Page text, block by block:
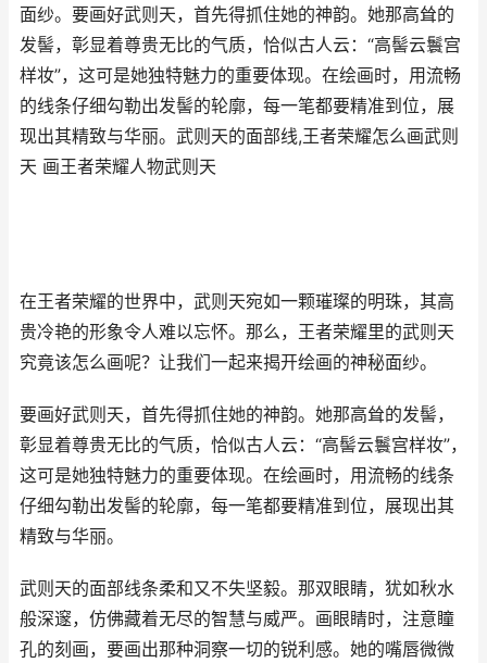
面纱。要画好武则天，首先得抓住她的神韵。她那高耸的
发髻，彰显着尊贵无比的气质，恰似古人云：“高髻云鬟宫
样妆”，这可是她独特魅力的重要体现。在绘画时，用流畅
的线条仔细勾勒出发髻的轮廓，每一笔都要精准到位，展
现出其精致与华丽。武则天的面部线,王者荣耀怎么画武则
天 画王者荣耀人物武则天
在王者荣耀的世界中，武则天宛如一颗璀璨的明珠，其高
贵冷艳的形象令人难以忘怀。那么，王者荣耀里的武则天
究竟该怎么画呢？让我们一起来揭开绘画的神秘面纱。
要画好武则天，首先得抓住她的神韵。她那高耸的发髻，
彰显着尊贵无比的气质，恰似古人云：“高髻云鬟宫样妆”，
这可是她独特魅力的重要体现。在绘画时，用流畅的线条
仔细勾勒出发髻的轮廓，每一笔都要精准到位，展现出其
精致与华丽。
武则天的面部线条柔和又不失坚毅。那双眼睛，犹如秋水
般深邃，仿佛藏着无尽的智慧与威严。画眼睛时，注意瞳
孔的刻画，要画出那种洞察一切的锐利感。她的嘴唇微微